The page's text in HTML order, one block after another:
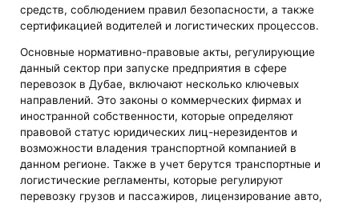
средств, соблюдением правил безопасности, а также
сертификацией водителей и логистических процессов.
Основные нормативно-правовые акты, регулирующие
данный сектор при запуске предприятия в сфере
перевозок в Дубае, включают несколько ключевых
направлений. Это законы о коммерческих фирмах и
иностранной собственности, которые определяют
правовой статус юридических лиц-нерезидентов и
возможности владения транспортной компанией в
данном регионе. Также в учет берутся транспортные и
логистические регламенты, которые регулируют
перевозку грузов и пассажиров, лицензирование авто,